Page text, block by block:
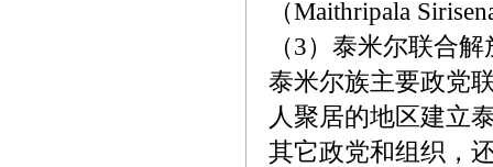
（Maithripala
（3）泰米尔联合
泰米尔族主要政党
人聚居的地区建立
其它政党和组织，